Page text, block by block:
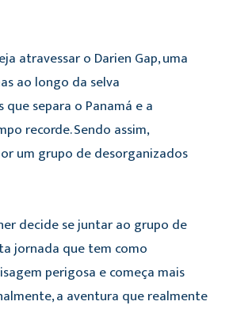
atravessar o Darien Gap, uma
ao longo da selva
que separa o Panamá e a
recorde. Sendo assim,
um grupo de desorganizados
decide se juntar ao grupo de
jornada que tem como
perigosa e começa mais
a aventura que realmente